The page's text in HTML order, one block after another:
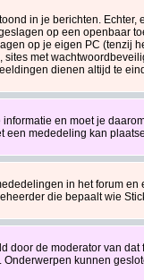
in je berichten.
op een openbaar
op je eigen PC (tenzij
sites met
dienen altijd te
en moet je
een mededeling kan
in het forum
die bepaalt wie
door de moderator van
kunnen